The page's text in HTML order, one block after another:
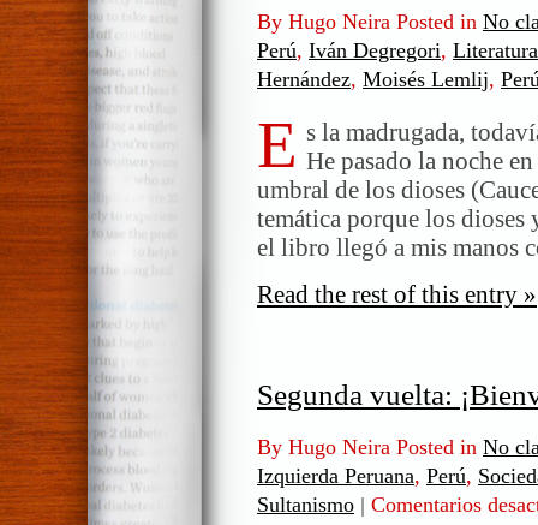
By Hugo Neira Posted in No
Perú, Iván Degregori, Literatura
Hernández, Moisés Lemlij,
E s la madrugada,
He pasado la noche
umbral de los dioses
temática porque los
el libro llegó a mis manos
Read the rest of this entry »
Segunda vuelta:
By Hugo Neira Posted in No
Izquierda Peruana, Perú,
Sultanismo | Comentarios